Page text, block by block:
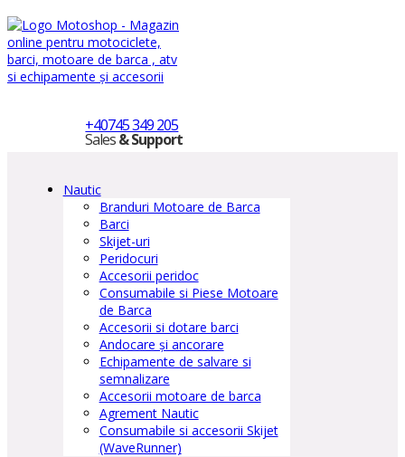
+40745 349 205
Sales& Support
Nautic
Branduri Motoare de Barca
Barci
Skijet-uri
Peridocuri
Accesorii peridoc
Consumabile si Piese Motoare
de Barca
Accesorii si dotare barci
Andocare și ancorare
Echipamente de salvare si
semnalizare
Accesorii motoare de barca
Agrement Nautic
Consumabile si accesorii Skijet
(WaveRunner)